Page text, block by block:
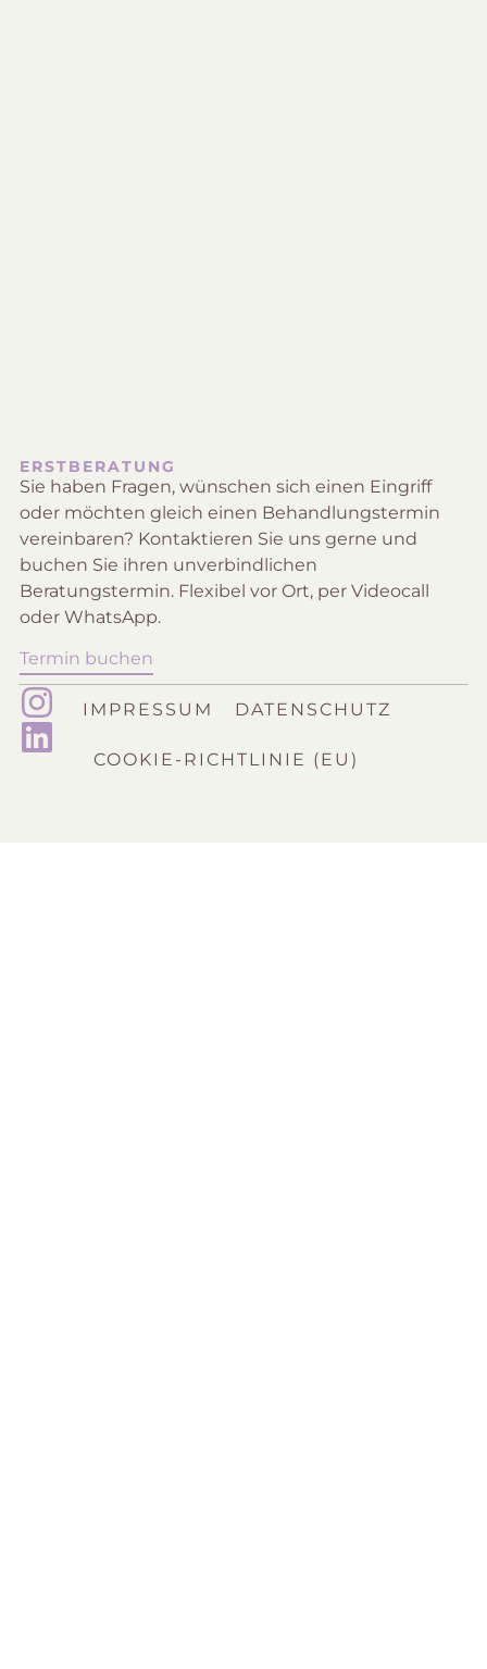
ERSTBERATUNG
Sie haben Fragen, wünschen sich einen Eingriff
oder möchten gleich einen Behandlungstermin
vereinbaren? Kontaktieren Sie uns gerne und
buchen Sie ihren unverbindlichen
Beratungstermin. Flexibel vor Ort, per Videocall
oder WhatsApp.
Termin buchen
IMPRESSUM DATENSCHUTZ
COOKIE-RICHTLINIE (EU)